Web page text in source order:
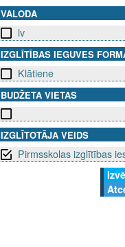
VALODA
lv
IZGLĪTĪBAS IEGUVES
Klātiene
BUDŽETA VIETAS
IZGLĪTOTĀJA VEIDS
Pirmsskolas izglītības